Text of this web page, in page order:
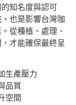
知名度與認可
，也是影響台灣咖
從種植、處理、
才能確保最終呈
生產壓力
品質
空間